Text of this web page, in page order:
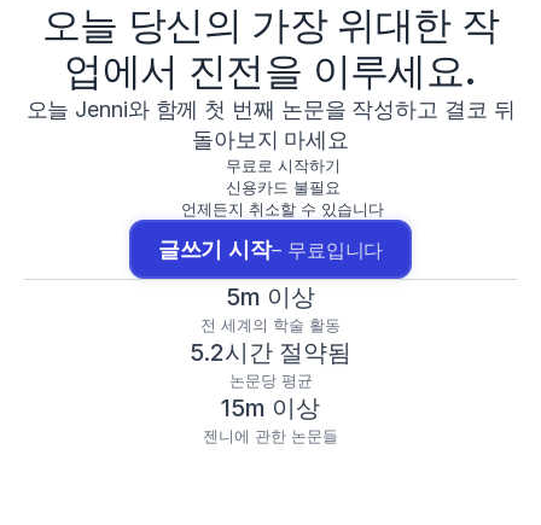
오늘 당신의 가장 위대한 작
업에서 진전을 이루세요.
오늘 Jenni와 함께 첫 번째 논문을 작성하고 결코 뒤
돌아보지 마세요
무료로 시작하기
신용카드 불필요
언제든지 취소할 수 있습니다
글쓰기 시작– 무료입니다
5m 이상
전 세계의 학술 활동
5.2시간 절약됨
논문당 평균
15m 이상
젠니에 관한 논문들